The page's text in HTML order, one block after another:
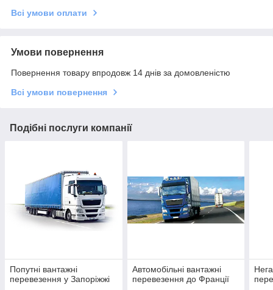
Всі умови оплати
Умови повернення
Повернення товару впродовж 14 днів за домовленістю
Всі умови повернення
Подібні послуги компанії
Попутні вантажні
перевезення у Запоріжжі
Автомобільні вантажні
перевезення до Франції